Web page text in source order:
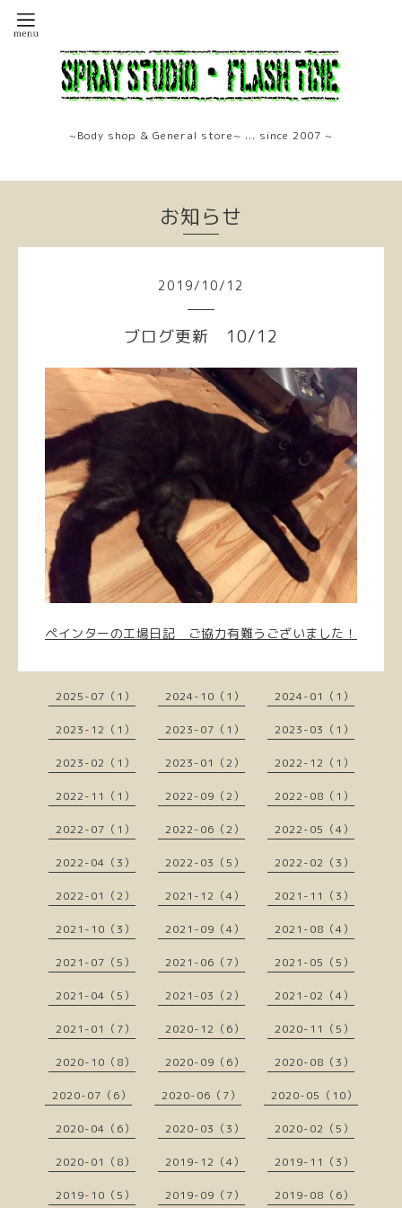
~Body shop & General store~ ... since 2007 ~
お知らせ
2019/ 10/ 12
ブログ更新 10/12
ペインターの工場日記 ご協力有難うございました！
2025-07（1） 2024-10（1） 2024-01（1）
2023-12（1） 2023-07（1） 2023-03（1）
2023-02（1） 2023-01（2） 2022-12（1）
2022-11（1） 2022-09（2） 2022-08（1）
2022-07（1） 2022-06（2） 2022-05（4）
2022-04（3） 2022-03（5） 2022-02（3）
2022-01（2） 2021-12（4） 2021-11（3）
2021-10（3） 2021-09（4） 2021-08（4）
2021-07（5） 2021-06（7） 2021-05（5）
2021-04（5） 2021-03（2） 2021-02（4）
2021-01（7） 2020-12（6） 2020-11（5）
2020-10（8） 2020-09（6） 2020-08（3）
2020-07（6） 2020-06（7） 2020-05（10）
2020-04（6） 2020-03（3） 2020-02（5）
2020-01（8） 2019-12（4） 2019-11（3）
2019-10（5） 2019-09（7） 2019-08（6）